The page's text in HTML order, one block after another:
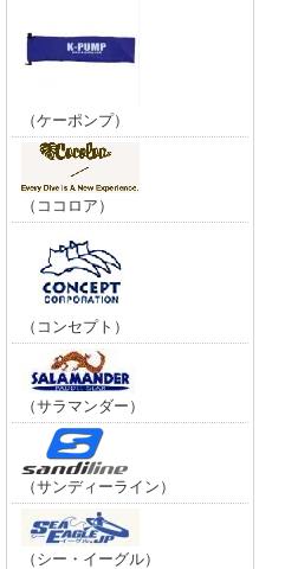
（ケーポンプ）
（ココロア）
（コンセプト）
（サラマンダー）
（サンディーライン）
（シー・イーグル）